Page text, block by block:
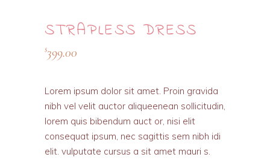
STRAPLESS DRESS
$399.00
Lorem ipsum dolor sit amet. Proin gravida
nibh vel velit auctor aliqueenean sollicitudin,
lorem quis bibendum auct or, nisi elit
consequat ipsum, nec sagittis sem nibh idi
elit. vulputate cursus a sit amet mauri s.